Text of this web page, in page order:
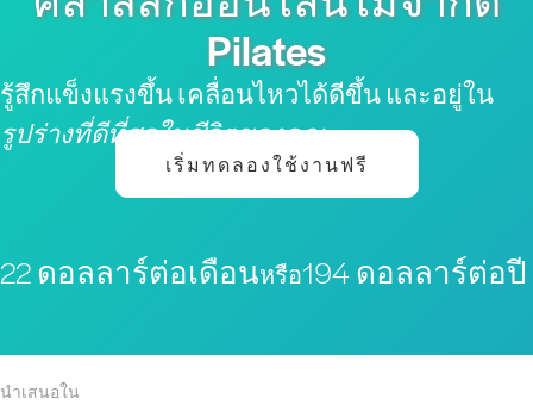
Pilates
รู้สึกแข็งแรงขึ้น เคลื่อนไหวได้ดีขึ้น และอยู่ใน
รูปร่างที่ดีที่สุดในชีวิตของคุณ
เริ่มทดลองใช้งานฟรี
22 ดอลลาร์ต่อเดือนหรือ194 ดอลลาร์ต่อปี
นำเสนอใน